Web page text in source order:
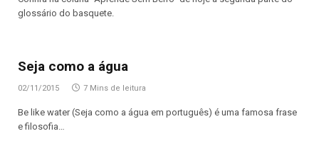
glossário do basquete.
Seja como a água
02/11/2015 7 Mins de leitura
Be like water (Seja como a água em português) é uma famosa frase
e filosofia…